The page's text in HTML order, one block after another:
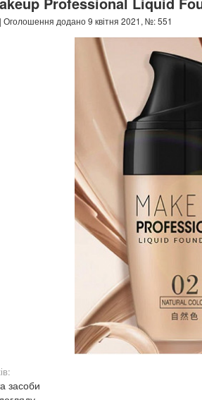
| Оголошення додано 9 квітня 2021, №: 551
засоби